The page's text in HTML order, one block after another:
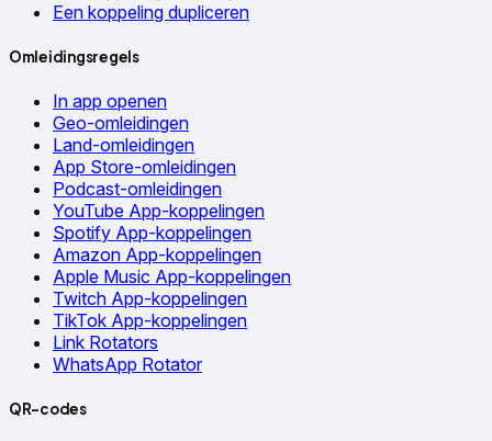
Een koppeling dupliceren
Omleidingsregels
In app openen
Geo-omleidingen
Land-omleidingen
App Store-omleidingen
Podcast-omleidingen
YouTube App-koppelingen
Spotify App-koppelingen
Amazon App-koppelingen
Apple Music App-koppelingen
Twitch App-koppelingen
TikTok App-koppelingen
Link Rotators
WhatsApp Rotator
QR-codes